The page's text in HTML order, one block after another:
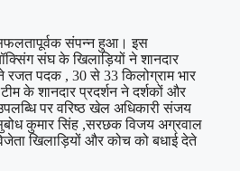
सफलतापूर्वक संपन्न हुआ। इस
संघ के खिलाड़ियों ने शानदार
रजत पदक , 30 से 33 किलोग्राम भार
के शानदार प्रदर्शन ने दर्शकों और
पर वरिष्ठ खेल अधिकारी संजय
सुबोध कुमार सिंह ,सरछक विजय अग्रवाल
खिलाड़ियों और कोच को बधाई देते